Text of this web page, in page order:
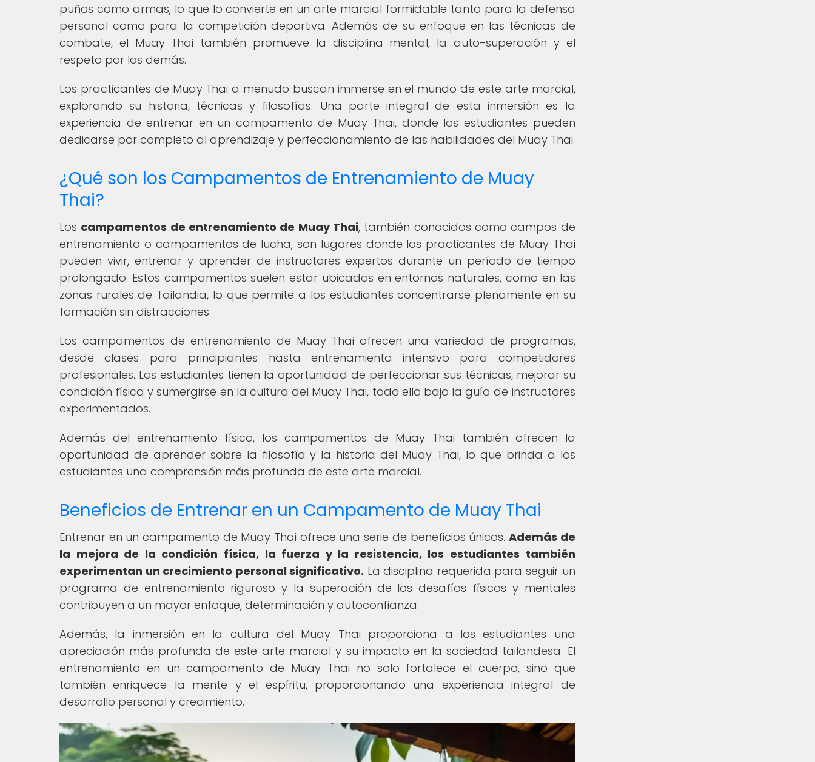
puños como armas, lo que lo convierte en un arte marcial formidable tanto para la defensa
personal como para la competición deportiva. Además de su enfoque en las técnicas de
combate, el Muay Thai también promueve la disciplina mental, la auto-superación y el
respeto por los demás.
Los practicantes de Muay Thai a menudo buscan immerse en el mundo de este arte marcial,
explorando su historia, técnicas y filosofías. Una parte integral de esta inmersión es la
experiencia de entrenar en un campamento de Muay Thai, donde los estudiantes pueden
dedicarse por completo al aprendizaje y perfeccionamiento de las habilidades del Muay Thai.
¿Qué son los Campamentos de Entrenamiento de Muay
Thai?
Los campamentos de entrenamiento de Muay Thai, también conocidos como campos de
entrenamiento o campamentos de lucha, son lugares donde los practicantes de Muay Thai
pueden vivir, entrenar y aprender de instructores expertos durante un período de tiempo
prolongado. Estos campamentos suelen estar ubicados en entornos naturales, como en las
zonas rurales de Tailandia, lo que permite a los estudiantes concentrarse plenamente en su
formación sin distracciones.
Los campamentos de entrenamiento de Muay Thai ofrecen una variedad de programas,
desde clases para principiantes hasta entrenamiento intensivo para competidores
profesionales. Los estudiantes tienen la oportunidad de perfeccionar sus técnicas, mejorar su
condición física y sumergirse en la cultura del Muay Thai, todo ello bajo la guía de instructores
experimentados.
Además del entrenamiento físico, los campamentos de Muay Thai también ofrecen la
oportunidad de aprender sobre la filosofía y la historia del Muay Thai, lo que brinda a los
estudiantes una comprensión más profunda de este arte marcial.
Beneficios de Entrenar en un Campamento de Muay Thai
Entrenar en un campamento de Muay Thai ofrece una serie de beneficios únicos. Además de
la mejora de la condición física, la fuerza y la resistencia, los estudiantes también
experimentan un crecimiento personal significativo. La disciplina requerida para seguir un
programa de entrenamiento riguroso y la superación de los desafíos físicos y mentales
contribuyen a un mayor enfoque, determinación y autoconfianza.
Además, la inmersión en la cultura del Muay Thai proporciona a los estudiantes una
apreciación más profunda de este arte marcial y su impacto en la sociedad tailandesa. El
entrenamiento en un campamento de Muay Thai no solo fortalece el cuerpo, sino que
también enriquece la mente y el espíritu, proporcionando una experiencia integral de
desarrollo personal y crecimiento.